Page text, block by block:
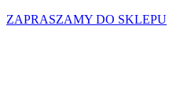
ZAPRASZAMY DO SKLEPU